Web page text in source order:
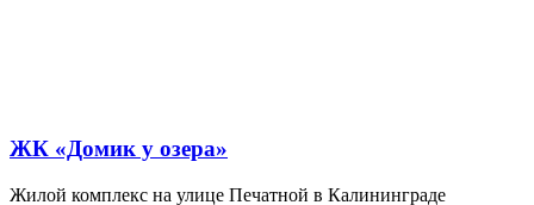
ЖК «Домик у озера»
Жилой комплекс на улице Печатной в Калининграде